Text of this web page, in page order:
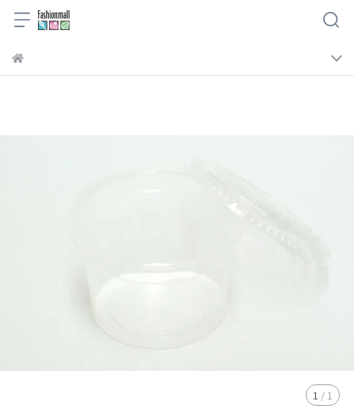
1 / 1